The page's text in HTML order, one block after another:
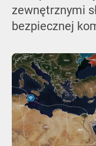
zewnętrznymi
bezpiecznej